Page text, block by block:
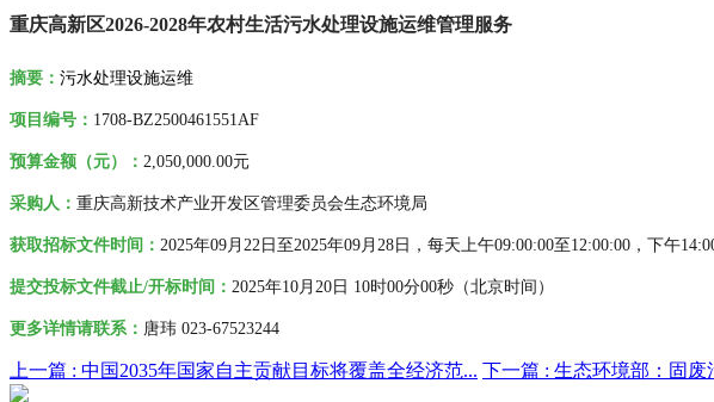
重庆高新区2026-2028年农村生活污水处理设施运维管理服务
摘要： 污水处理设施运维
项目编号： 1708-BZ2500461551AF
预算金额（元）： 2,050,000.00元
采购人 ： 重庆高新技术产业开发区管理委员会生态环境局
获取招标文件时间： 2025年09月22日至2025年09月28日，每天上午09:00:00至12:00:00，下午
提交投标文件截止/开标时间： 2025年10月20日 10时00分00秒（北京时间）
更多详情请联系 ： 唐玮 023-67523244
上一篇 : 中国2035年国家自主贡献目标将覆盖全经济范... 下一篇 : 生态环境部：固废